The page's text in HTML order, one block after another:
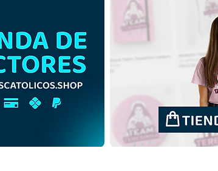
Santa Josefina Bakhita |
Descarga gratuita
Ilustración monocromática